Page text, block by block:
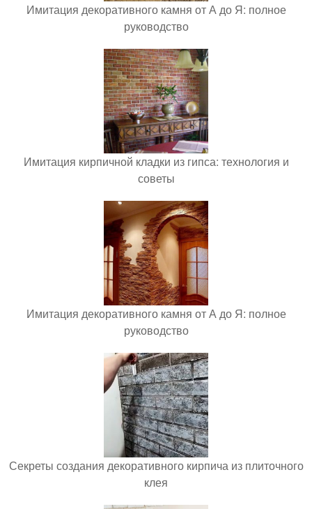
Имитация декоративного камня от А до Я: полное
руководство
Имитация кирпичной кладки из гипса: технология и
советы
Имитация декоративного камня от А до Я: полное
руководство
Секреты создания декоративного кирпича из плиточного
клея